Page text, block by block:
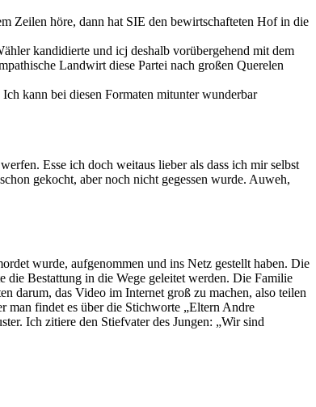
Zeilen höre, dann hat SIE den bewirtschafteten Hof in die
kandidierte und icj deshalb vorübergehend mit dem
Landwirt diese Partei nach großen Querelen
kann bei diesen Formaten mitunter wunderbar
Esse ich doch weitaus lieber als dass ich mir selbst
gekocht, aber noch nicht gegessen wurde. Auweh,
wurde, aufgenommen und ins Netz gestellt haben. Die
die Bestattung in die Wege geleitet werden. Die Familie
darum, das Video im Internet groß zu machen, also teilen
man findet es über die Stichworte „Eltern Andre
Ich zitiere den Stiefvater des Jungen: „Wir sind